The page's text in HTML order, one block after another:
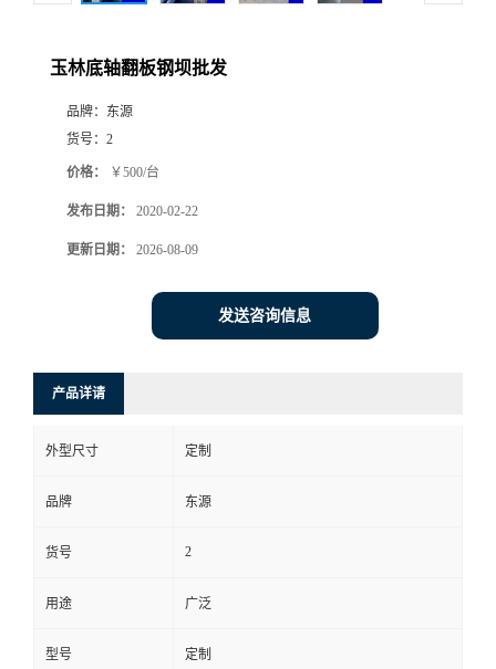
玉林底轴翻板钢坝批发
品牌： 东源
货号： 2
价格： ￥500/台
发布日期： 2020-02-22
更新日期： 2026-08-09
发送咨询信息
产品详请
外型尺寸 定制
品牌 东源
货号 2
用途 广泛
型号 定制